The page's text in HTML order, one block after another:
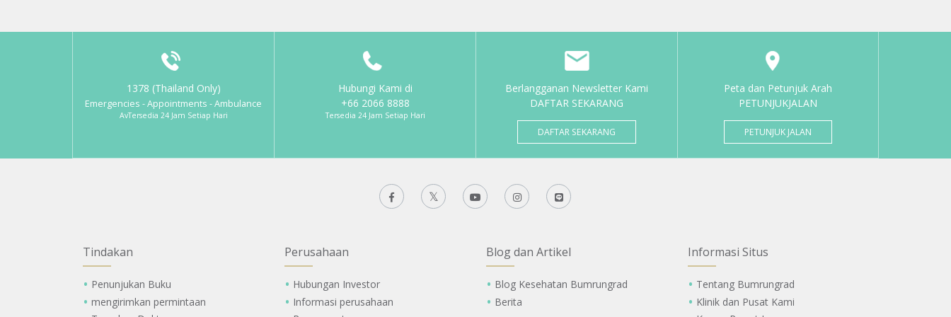
1378 (Thailand Only)
Emergencies - Appointments - Ambulance
AvTersedia 24 Jam Setiap Hari
Hubungi Kami di
+66 2066 8888
Tersedia 24 Jam Setiap Hari
Berlangganan Newsletter Kami
DAFTAR SEKARANG
DAFTAR SEKARANG
Peta dan Petunjuk Arah
PETUNJUKJALAN
PETUNJUK JALAN
Tindakan
Penunjukan Buku
mengirimkan permintaan
Perusahaan
Hubungan Investor
Informasi perusahaan
Blog dan Artikel
Blog Kesehatan Bumrungrad
Berita
Informasi Situs
Tentang Bumrungrad
Klinik dan Pusat Kami